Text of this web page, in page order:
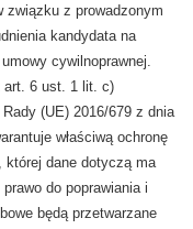
związku z prowadzonym
kandydata na
cywilnoprawnej.
art. 6 ust. 1 lit. c)
(UE) 2016/679 z dnia
właściwą ochronę
której dane dotyczą ma
do poprawiania i
będą przetwarzane